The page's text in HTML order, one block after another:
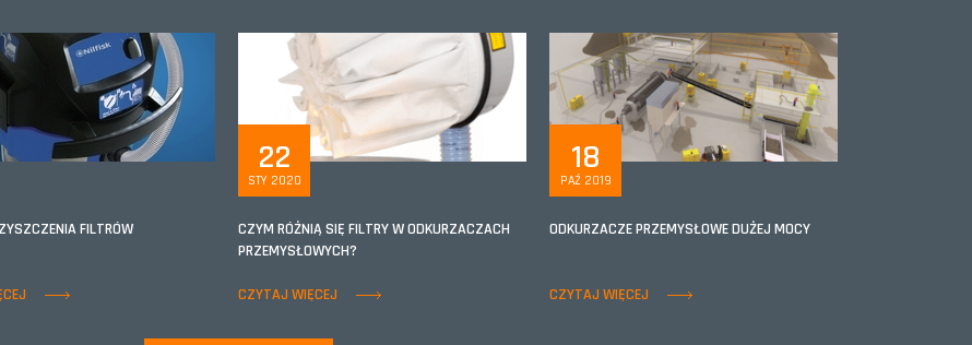
FILTRÓW
22
STY 2020
CZYM RÓŻNIĄ SIĘ FILTRY W ODKURZACZACH
PRZEMYSŁOWYCH?
CZYTAJ WIĘCEJ
18
PAŹ 2019
ODKURZACZE PRZEMYSŁOWE DUŻEJ MOCY
CZYTAJ WIĘCEJ